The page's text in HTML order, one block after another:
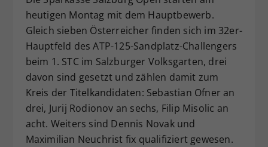
heutigen Montag mit dem Hauptbewerb.
Gleich sieben Österreicher finden sich im 32er-
Hauptfeld des ATP-125-Sandplatz-Challengers
beim 1. STC im Salzburger Volksgarten, drei
davon sind gesetzt und zählen damit zum
Kreis der Titelkandidaten: Sebastian Ofner an
drei, Jurij Rodionov an sechs, Filip Misolic an
acht. Weiters sind Dennis Novak und
Maximilian Neuchrist fix qualifiziert gewesen.
Zweck
Dieser Wert speichert Ihre Consent-
Einstellungen. Unter anderem eine
zufällig generierte ID, für die
historische Speicherung Ihrer
vorgenommen Einstellungen, falls der
Webseiten-Betreiber dies eingestellt
hat.